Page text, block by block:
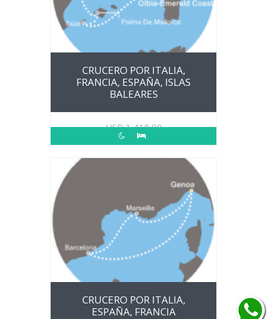
CRUCERO POR ITALIA,
FRANCIA, ESPAÑA, ISLAS
BALEARES
USD1,418.00
CRUCERO POR ITALIA,
ESPAÑA, FRANCIA